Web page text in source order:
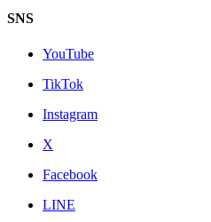
SNS
YouTube
TikTok
Instagram
X
Facebook
LINE